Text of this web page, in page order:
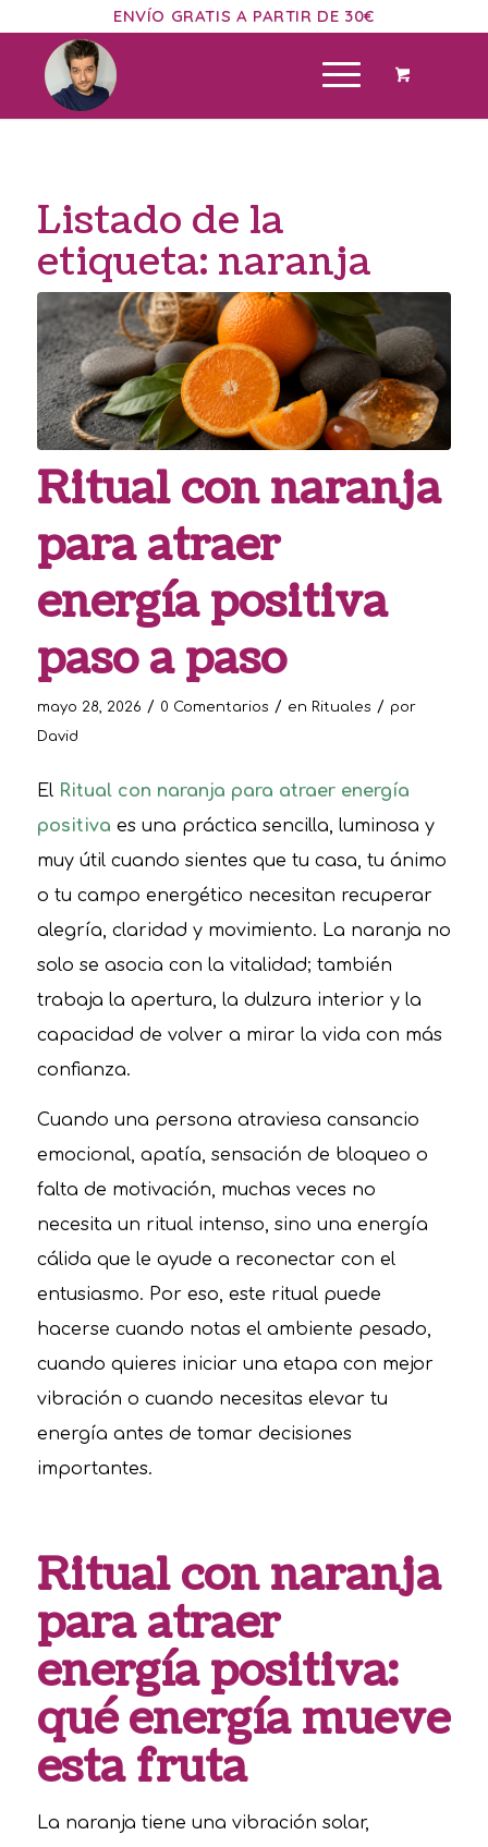
ENVÍO GRATIS A PARTIR DE 30€
Listado de la
etiqueta: naranja
Ritual con naranja
para atraer
energía positiva
paso a paso
mayo 28, 2026 / 0 Comentarios / en Rituales / por
David
El Ritual con naranja para atraer energía
positiva es una práctica sencilla, luminosa y
muy útil cuando sientes que tu casa, tu ánimo
o tu campo energético necesitan recuperar
alegría, claridad y movimiento. La naranja no
solo se asocia con la vitalidad; también
trabaja la apertura, la dulzura interior y la
capacidad de volver a mirar la vida con más
confianza.
Cuando una persona atraviesa cansancio
emocional, apatía, sensación de bloqueo o
falta de motivación, muchas veces no
necesita un ritual intenso, sino una energía
cálida que le ayude a reconectar con el
entusiasmo. Por eso, este ritual puede
hacerse cuando notas el ambiente pesado,
cuando quieres iniciar una etapa con mejor
vibración o cuando necesitas elevar tu
energía antes de tomar decisiones
importantes.
Ritual con naranja
para atraer
energía positiva:
qué energía mueve
esta fruta
La naranja tiene una vibración solar,